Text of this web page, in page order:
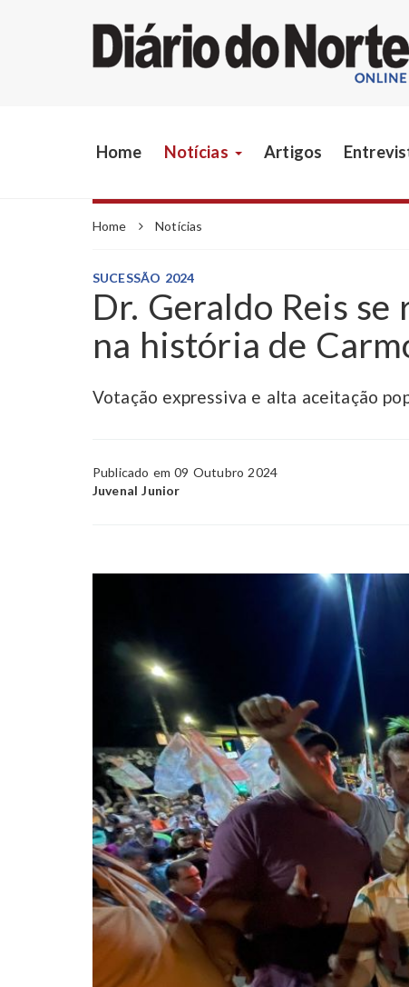
Home Notícias Artigos
Home Notícias
SUCESSÃO 2024
Dr. Geraldo Reis se
na história de
Votação expressiva e alta aceitação
Publicado em 09 Outubro 2024
Juvenal Junior